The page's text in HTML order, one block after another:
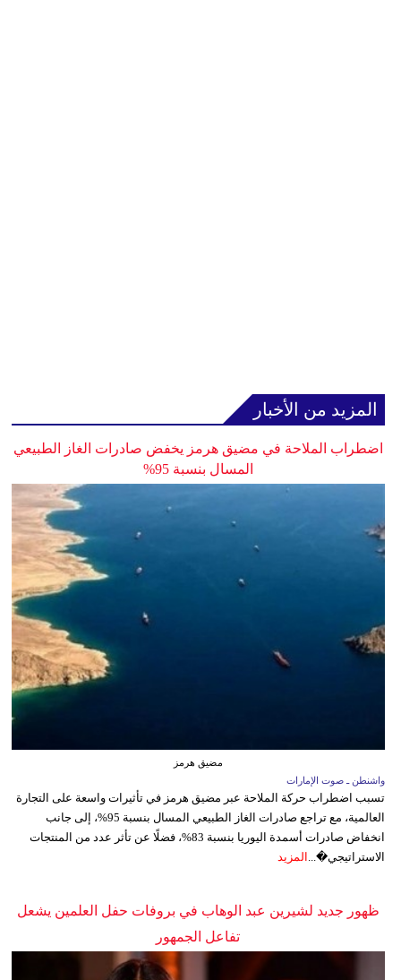
المزيد من الأخبار
اضطراب الملاحة في مضيق هرمز يخفض صادرات الغاز الطبيعي
المسال بنسبة 95%
مضيق هرمز
واشنطن ـ صوت الإمارات
تسبب اضطراب حركة الملاحة عبر مضيق هرمز في تأثيرات واسعة على التجارة
العالمية، مع تراجع صادرات الغاز الطبيعي المسال بنسبة 95%، إلى جانب
انخفاض صادرات أسمدة اليوريا بنسبة 83%، فضلًا عن تأثر عدد من المنتجات
الاستراتيجي�... المزيد
ظهور جديد لشيرين عبد الوهاب في بروفات حفل العلمين يشعل
تفاعل الجمهور